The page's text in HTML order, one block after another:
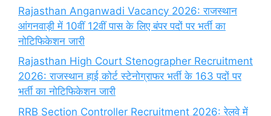
Rajasthan Anganwadi Vacancy 2026: राजस्थान
आंगनवाड़ी में 10वीं 12वीं पास के लिए बंपर पदों पर भर्ती का
नोटिफिकेशन जारी
Rajasthan High Court Stenographer Recruitment
2026: राजस्थान हाई कोर्ट स्टेनोग्राफर भर्ती के 163 पदों पर
भर्ती का नोटिफिकेशन जारी
RRB Section Controller Recruitment 2026: रेलवे में